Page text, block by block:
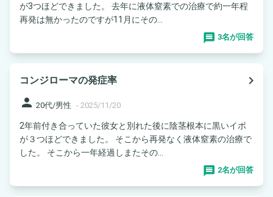
が3つほどできました。 去年に液体窒素での治療で約一年程
再発は無かったのですが11月にその...
3名が回答
コンジローマの発症率
navigate_next
person 20代/男性 - 2025/11/20
2年前付き合っていた彼女と別れた後に陰茎根本に黒いイボ
が３つほどできました。 そこから再発なく液体窒素の治療で
した。 そこから一年経過しまたその...
2名が回答